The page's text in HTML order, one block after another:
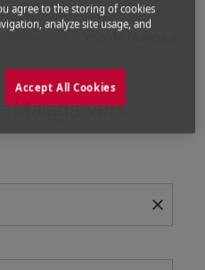
Chine
Malaga vers
close
options populaires
agree to the storing of cookies
analyze site usage, and
Accept All Cookies